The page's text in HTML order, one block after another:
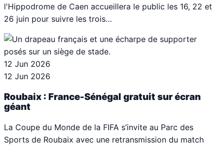
l'Hippodrome de Caen accueillera le public les 16, 22 et
26 juin pour suivre les trois…
12 Jun 2026
12 Jun 2026
Roubaix : France-Sénégal gratuit sur écran
géant
La Coupe du Monde de la FIFA s’invite au Parc des
Sports de Roubaix avec une retransmission du match